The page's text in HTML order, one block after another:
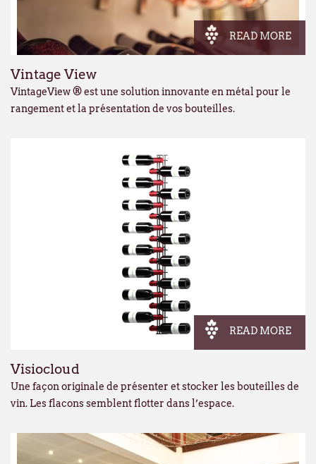
READ MORE
Vintage View
VintageView ® est une solution innovante en métal pour le
rangement et la présentation de vos bouteilles.
READ MORE
Visiocloud
Une façon originale de présenter et stocker les bouteilles de
vin. Les flacons semblent flotter dans l’espace.